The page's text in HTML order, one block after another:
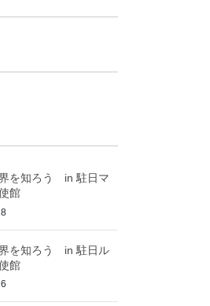
を知ろう in 駐日マ
館
を知ろう in 駐日ル
館